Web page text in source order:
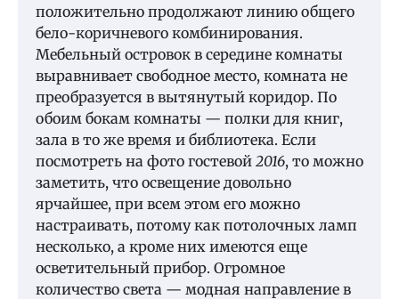
положительно продолжают линию общего
бело-коричневого комбинирования.
Мебельный островок в середине комнаты
выравнивает свободное место, комната не
преобразуется в вытянутый коридор. По
обоим бокам комнаты — полки для книг,
зала в то же время и библиотека. Если
посмотреть на фото гостевой 2016, то можно
заметить, что освещение довольно
ярчайшее, при всем этом его можно
настраивать, потому как потолочных ламп
несколько, а кроме них имеются еще
осветительный прибор. Огромное
количество света — модная направление в